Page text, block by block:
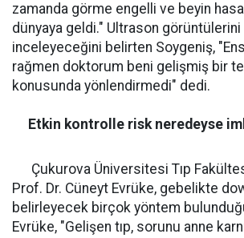
zamanda görme engelli ve beyin
dünyaya geldi." Ultrason
inceleyeceğini belirten Soygeniş,
rağmen doktorum beni gelişmiş bir
konusunda yönlendirmedi" dedi.
Etkin kontrolle risk neredeyse
Çukurova Üniversitesi Tıp
Prof. Dr. Cüneyt Evrüke, gebelikte
belirleyecek birçok yöntem
Evrüke, "Gelişen tıp, sorunu anne